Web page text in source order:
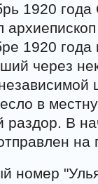
1920
1920 года
через
в
В
на
номер